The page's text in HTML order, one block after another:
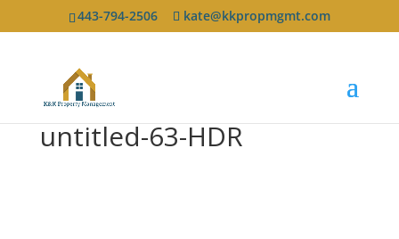
443-794-2506 kate@kkpropmgmt.com
untitled-63-HDR